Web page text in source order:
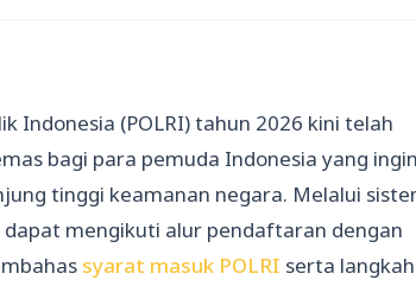
Indonesia (POLRI) tahun 2026 kini telah
bagi para pemuda Indonesia yang ingin
tinggi keamanan negara. Melalui
mengikuti alur pendaftaran dengan
syarat masuk POLRI serta